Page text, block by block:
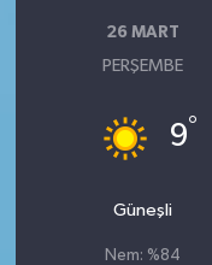
26 MART
PERŞEMBE
9°
Güneşli
Nem: %84